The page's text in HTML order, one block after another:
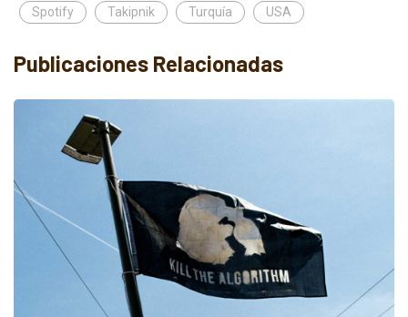
Spotify Takipnik Turquía USA
Publicaciones Relacionadas